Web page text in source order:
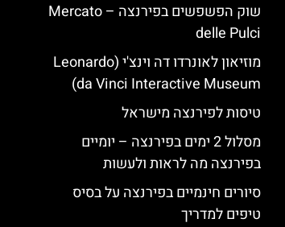
שוק הפשפשים בפירנצה – Mercato
delle Pulci
מוזיאון לאונרדו דה וינצ'י (Leonardo
da Vinci Interactive Museum)
טיסות לפירנצה מישראל
מסלול 2 ימים בפירנצה – יומיים
בפירנצה מה לראות ולעשות
סיורים חינמיים בפירנצה על בסיס
טיפים למדריך